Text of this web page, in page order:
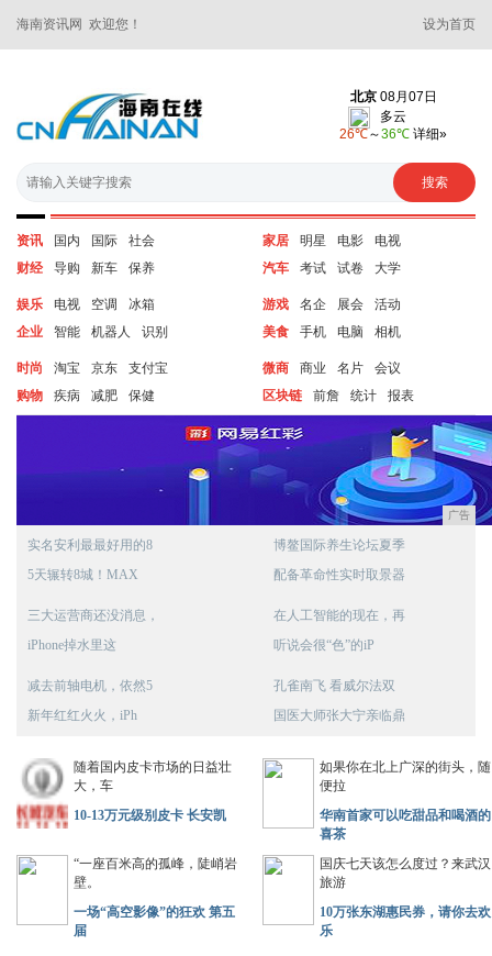
海南资讯网 欢迎您！ 设为首页
资讯 国内 国际
社会
财经
导购 新车 保养
家居 明星 电影
电视
汽车
考试 试卷 大学
娱乐 电视 空调
冰箱
企业
智能 机器人 识别
游戏 名企 展会
活动
美食
手机 电脑 相机
时尚 淘宝 京东
支付宝
购物
疾病 减肥 保健
微商 商业 名片
会议
区块链
前詹 统计 报表
广告
实名安利最最好用的8
5天辗转8城！MAX
博鳌国际养生论坛夏季
配备革命性实时取景器
三大运营商还没消息，
iPhone掉水里这
在人工智能的现在，再
听说会很“色”的iP
减去前轴电机，依然5
新年红红火火，iPh
孔雀南飞 看威尔法双
国医大师张大宁亲临鼎
随着国内皮卡市场的日益壮
大，车
10-13万元级别皮卡 长安凯
如果你在北上广深的街头，随
便拉
华南首家可以吃甜品和喝酒的
喜茶
“一座百米高的孤峰，陡峭岩
壁。
一场“高空影像”的狂欢 第五
届
国庆七天该怎么度过？来武汉
旅游
10万张东湖惠民券，请你去欢
乐